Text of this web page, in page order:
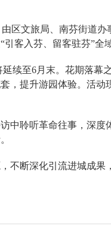
区文旅局、南芬街道
客入芬、留客驻芬”全
续至6月末。花期落幕
，提升游园体验。活
中聆听革命往事，深
断深化引流进城成果